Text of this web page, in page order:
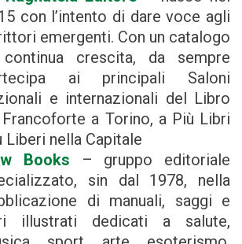
con l’intento di dare voce agli
emergenti. Con un catalogo
crescita, da sempre
ai principali Saloni
e internazionali del Libro
a Torino, a Più Libri
Liberi nella Capitale
Books – gruppo editoriale
sin dal 1978, nella
di manuali, saggi e
illustrati dedicati a salute,